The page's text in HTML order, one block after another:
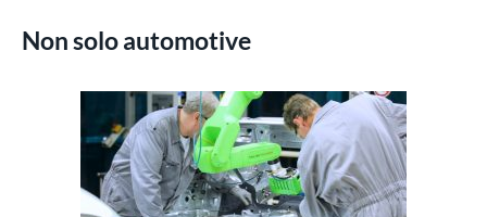
Non solo automotive